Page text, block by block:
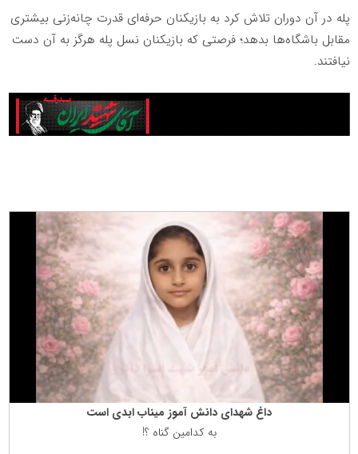
پله در آن دوران تلاش کرد به بازیکنان حرفه‌ای قدرت چانه‌زنی بیشتری
مقابل باشگاه‌ها بدهد؛ فرصتی که بازیکنان نسل پله هرگز به آن دست
نیافتند.
داغ شهدای دانش آموز میناب ابدی است
به كدامین گناه ؟!